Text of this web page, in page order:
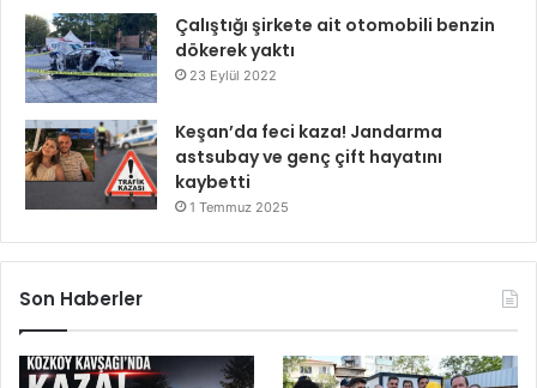
Çalıştığı şirkete ait otomobili benzin
dökerek yaktı
23 Eylül 2022
Keşan’da feci kaza! Jandarma
astsubay ve genç çift hayatını
kaybetti
1 Temmuz 2025
Son Haberler